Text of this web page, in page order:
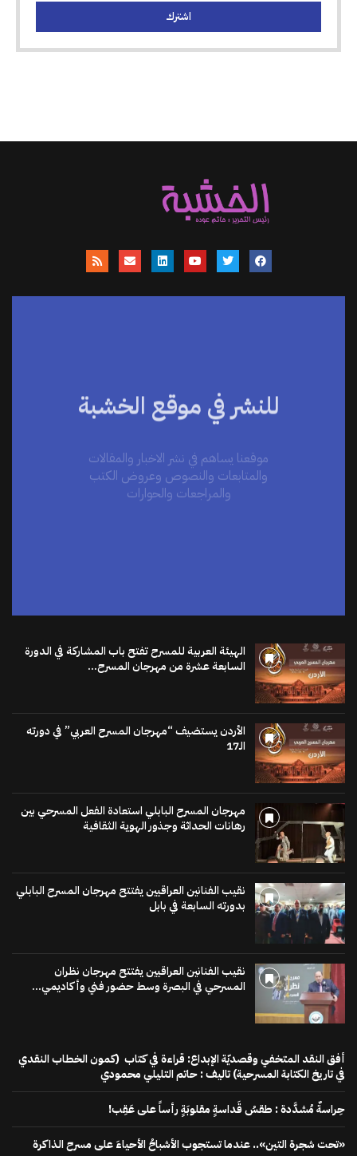
للنشر في موقع الخشبة
والمتابعات والنصوص وعروض الكتب
والمراجعات والحوارات
الهيئة العربية للمسرح تفتح باب المشاركة في الدورة
السابعة عشرة من مهرجان المسرح...
الأردن يستضيف “مهرجان المسرح العربي” في دورته
الـ17
مهرجان المسرح البابلي استعادة الفعل المسرحي بين
رهانات الحداثة وجذور الهوية الثقافية
نقيب الفنانين العراقيين يفتتح مهرجان المسرح البابلي
بدورته السابعة في بابل
نقيب الفنانين العراقيين يفتتح مهرجان نظران
المسرحي في البصرة وسط حضور فني وأكاديمي...
أفق النقد المتخفي وقصديّة الإبداع: قراءة في كتاب (كمون الخطاب النقدي
في تاريخ الكتابة المسرحية) تاليف : حاتم التليلي محمودي
حِراسةٌ مُشدَّدة : طقسُ قَداسةٍ مقلوبَةٍ رأساً على عَقِب!
«تحت شجرة التين».. عندما تستجوب الأشباحُ الأحياءَ على مسرح الذاكرة